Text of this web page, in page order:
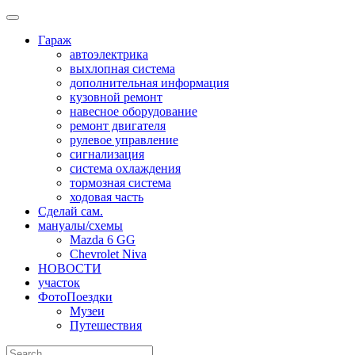
Skip
contentГараж
автоэлектрика
выхлопная система
дополнительная информация
кузовной ремонт
навесное оборудование
ремонт двигателя
рулевое управление
сигнализация
система охлаждения
тормозная система
ходовая часть
Сделай сам.
мануалы/схемы
Mazda 6 GG
Chevrolet Niva
НОВОСТИ
участок
ФотоПоездки
Музеи
Путешествия
Search